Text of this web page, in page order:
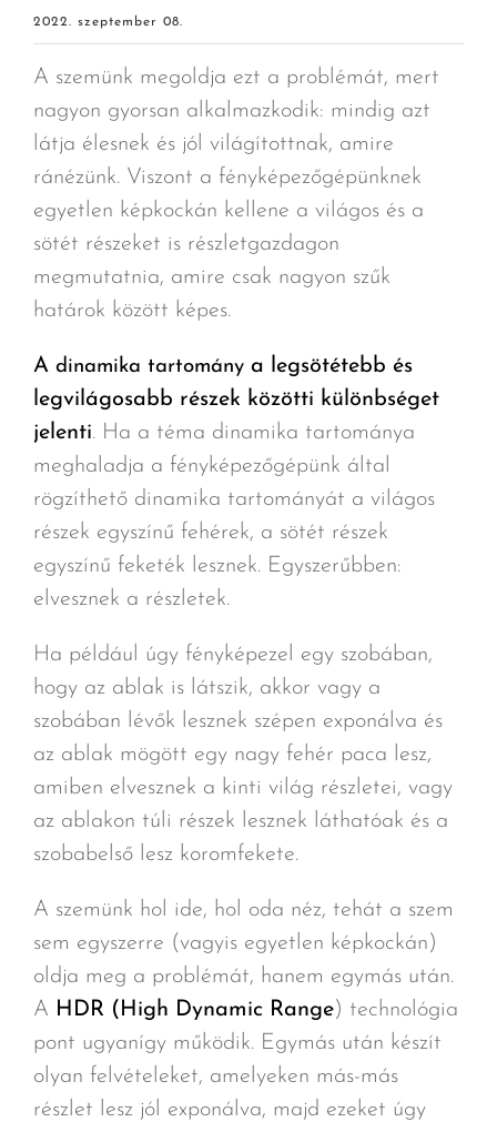
2022. szeptember 08.
A szemünk megoldja ezt a problémát, mert
nagyon gyorsan alkalmazkodik: mindig azt
látja élesnek és jól világítottnak, amire
ránézünk. Viszont a fényképezőgépünknek
egyetlen képkockán kellene a világos és a
sötét részeket is részletgazdagon
megmutatnia, amire csak nagyon szűk
határok között képes.
A dinamika tartománya legsötétebb és
legvilágosabb részek közötti különbséget
jelenti. Ha a téma dinamika tartománya
meghaladja a fényképezőgépünk által
rögzíthető dinamika tartományát a világos
részek egyszínű fehérek, a sötét részek
egyszínű feketék lesznek. Egyszerűbben:
elvesznek a részletek.
Ha például úgy fényképezel egy szobában,
hogy az ablak is látszik, akkor vagy a
szobában lévők lesznek szépen exponálva és
az ablak mögött egy nagy fehér paca lesz,
amiben elvesznek a kinti világ részletei, vagy
az ablakon túli részek lesznek láthatóak és a
szobabelső lesz koromfekete.
A szemünk hol ide, hol oda néz, tehát a szem
sem egyszerre (vagyis egyetlen képkockán)
oldja meg a problémát, hanem egymás után.
A HDR (High Dynamic Range) technológia
pont ugyanígy működik. Egymás után készít
olyan felvételeket, amelyeken más-más
részlet lesz jól exponálva, majd ezeket úgy